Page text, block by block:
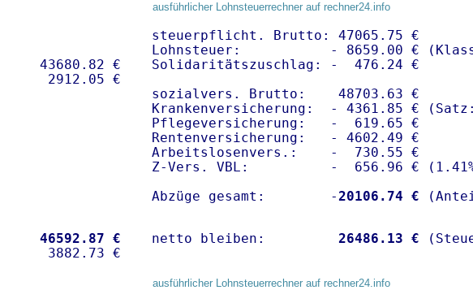
ausführlicher Lohnsteuerrechner auf rechner24.info
43680.82 €
steuerpflicht. Brutto: 47065.75 €
Lohnsteuer:           - 8659.00 €
Solidaritätszuschlag: -  476.24 €
sozialvers. Brutto:    48703.63 €
Krankenversicherung:  - 4361.85 €
Pflegeversicherung:   -  619.65 €
Rentenversicherung:   - 4602.49 €
Arbeitslosenvers.:    -  730.55 €
Z-Vers. VBL:          -  656.96 € (
Abzüge gesamt:        -20106.74 €
46592.87 €
netto bleiben: 26486.13 €
ausführlicher Lohnsteuerrechner auf rechner24.info